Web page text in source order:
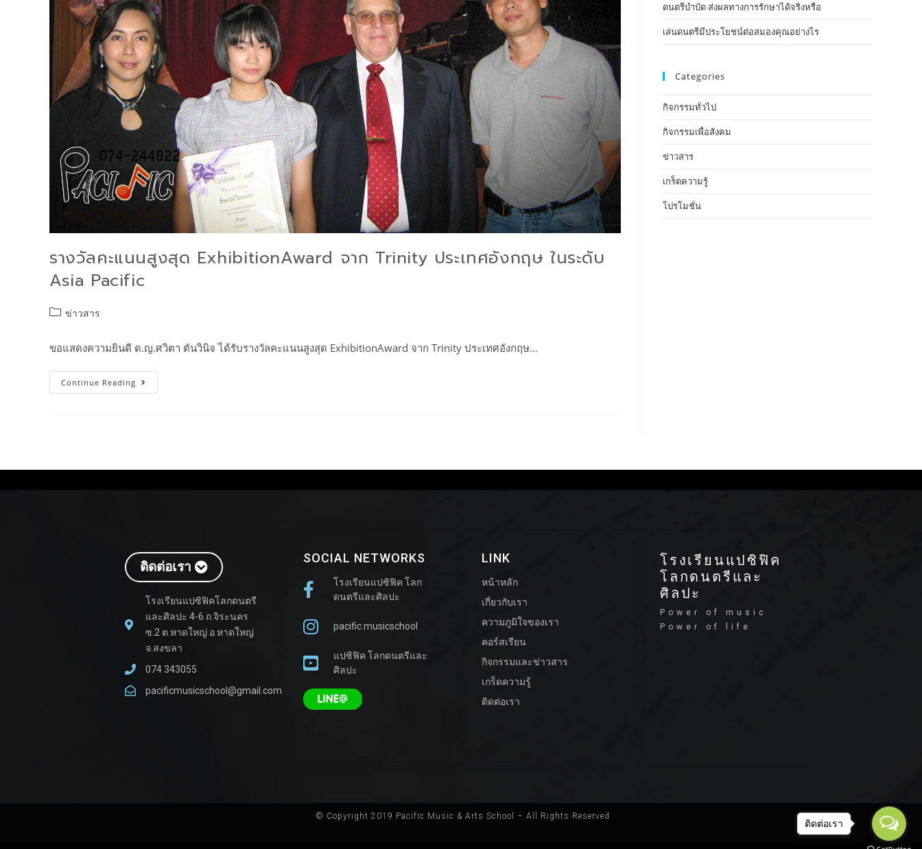
รางวัลคะแนนสูงสุด ExhibitionAward จาก Trinity ประเทศอังกฤษ ในระดับ
Asia Pacific
ข่าวสาร
ขอแสดงความยินดี ด.ญ.ศวิตา ตันวินิจ ได้รับรางวัลคะแนนสูงสุด ExhibitionAward จาก Trinity ประเทศอังกฤษ…
Continue Reading
ดนตรีบำบัด ส่งผลทางการรักษาได้จริงหรือ
เล่นดนตรีมีประโยชน์ต่อสมองคุณอย่างไร
Categories
กิจกรรมทั่วไป
กิจกรรมเพื่อสังคม
ข่าวสาร
เกร็ดความรู้
โปรโมชั่น
ติดต่อเรา
โรงเรียนแปซิฟิคโลกดนตรี
และศิลปะ 4-6 ถ.จิระนคร
ซ.2 ต.หาดใหญ่ อ.หาดใหญ่
จ.สงขลา
074 343055
pacificmusicschool@gmail.com
SOCIAL NETWORKS
โรงเรียนแปซิฟิค โลก
ดนตรีและศิลปะ
pacific.musicschool
แปซิฟิค โลกดนตรีและ
ศิลปะ
LINK
หน้าหลัก
เกี่ยวกับเรา
ความภูมิใจของเรา
คอร์สเรียน
กิจกรรมและข่าวสาร
เกร็ดความรู้
ติดต่อเรา
โรงเรียนแปซิฟิค
โลกดนตรีและ
ศิลปะ
Power of music
Power of life
© Copyright 2019 Pacific Music & Arts School – All Rights Reserved
ติดต่อเรา